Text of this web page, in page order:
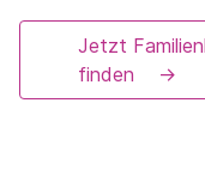
Jetzt
finden
→